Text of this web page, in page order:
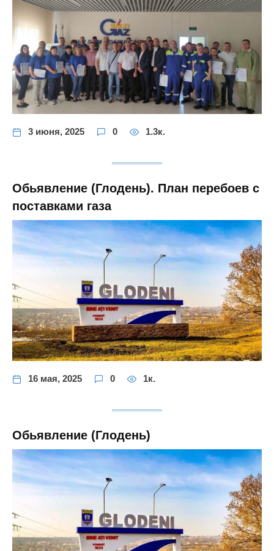
3 июня, 2025 0 1.3к.
Обьявление (Глодень). План перебоев с
поставками газа
16 мая, 2025 0 1к.
Обьявление (Глодень)